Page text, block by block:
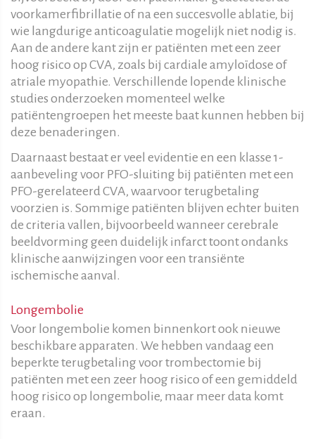
voorkamerfibrillatie of na een succesvolle ablatie, bij
wie langdurige anticoagulatie mogelijk niet nodig is.
Aan de andere kant zijn er patiënten met een zeer
hoog risico op CVA, zoals bij cardiale amyloïdose of
atriale myopathie. Verschillende lopende klinische
studies onderzoeken momenteel welke
patiëntengroepen het meeste baat kunnen hebben bij
deze benaderingen.
Daarnaast bestaat er veel evidentie en een klasse 1-
aanbeveling voor PFO-sluiting bij patiënten met een
PFO-gerelateerd CVA, waarvoor terugbetaling
voorzien is. Sommige patiënten blijven echter buiten
de criteria vallen, bijvoorbeeld wanneer cerebrale
beeldvorming geen duidelijk infarct toont ondanks
klinische aanwijzingen voor een transiënte
ischemische aanval.
Longembolie
Voor longembolie komen binnenkort ook nieuwe
beschikbare apparaten. We hebben vandaag een
beperkte terugbetaling voor trombectomie bij
patiënten met een zeer hoog risico of een gemiddeld
hoog risico op longembolie, maar meer data komt
eraan.